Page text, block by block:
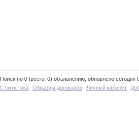
Поиск по 0 (всего: 0) объявлению, обновлено сегодня
Статистика
Образцы договоров Личный кабинет